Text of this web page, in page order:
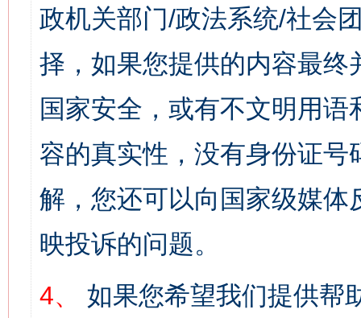
政机关部门/政法系统/社会
择，如果您提供的内容最
国家安全，或有不文明用
容的真实性，没有身份证
解，您还可以向国家级媒
映投诉的问题。
4、
如果您希望我们提供帮